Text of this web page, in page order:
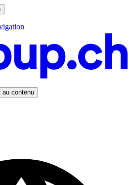
au contenu